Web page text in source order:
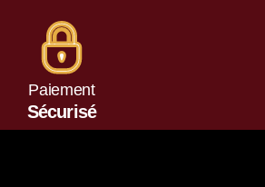
Paiement
Sécurisé